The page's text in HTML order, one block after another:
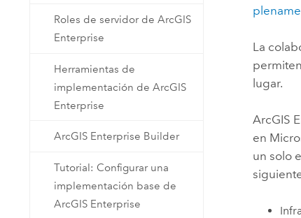
Roles de servidor de ArcGIS
Enterprise
Herramientas de
implementación de ArcGIS
Enterprise
ArcGIS Enterprise Builder
Tutorial: Configurar una
implementación base de
ArcGIS Enterprise
La
lugar.
ArcGIS
en
un solo